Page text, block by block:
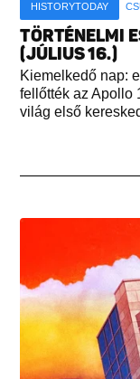
HISTORYTODAY
TÖRTÉNELMI
(JÚLIUS 16.)
Kiemelkedő nap:
fellőtték az Apollo
világ első